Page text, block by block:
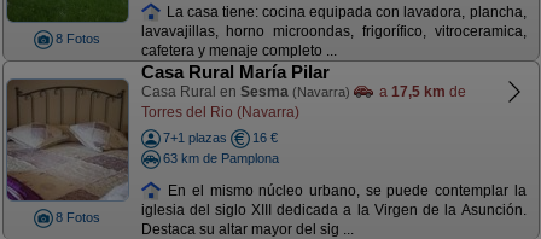
8 Fotos
La casa tiene: cocina equipada con lavadora, plancha,
lavavajillas, horno microondas, frigorífico, vitroceramica,
cafetera y menaje completo ...
8 Fotos
Casa Rural María Pilar
Casa Rural en Sesma (Navarra) a 17,5 km de
Torres del Rio (Navarra)
7+1 plazas
16 €
63 km de Pamplona
En el mismo núcleo urbano, se puede contemplar la
iglesia del siglo XIII dedicada a la Virgen de la Asunción.
Destaca su altar mayor del sig ...